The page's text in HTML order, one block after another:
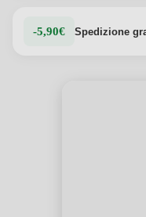
-5,90€ Spedizione